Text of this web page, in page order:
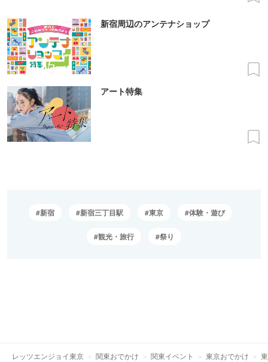
新宿周辺のアンテナショップ
アート特集
新宿 新宿三丁目駅 東京 体験・遊び
観光・旅行 祭り
レッツエンジョイ東京 関東おでかけ 関東イベント 東京おでかけ